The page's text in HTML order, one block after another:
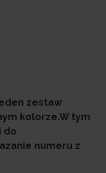
jeden zestaw
kolorze.W tym
do
numeru z